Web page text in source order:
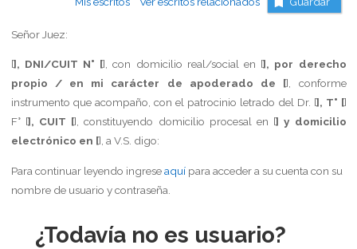
Señor Juez:
[], DNI/CUIT N° [], con domicilio real/social en [], por derecho
propio / en mi carácter de apoderado de [], conforme
instrumento que acompaño, con el patrocinio letrado del Dr. [], T° []
F° [], CUIT [], constituyendo domicilio procesal en [] y domicilio
electrónico en [], a V.S. digo:
Para continuar leyendo ingreseaquípara acceder a su cuenta con su
nombre de usuario y contraseña.
¿Todavía no es usuario?